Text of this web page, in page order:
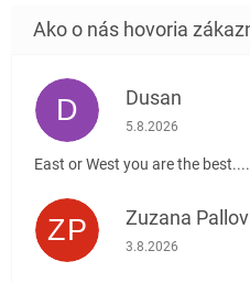
D Dusan
Hodnotenie
5.8.2026
East or West you are the best....
ZP Zuzana
Hodnotenie
3.8.2026